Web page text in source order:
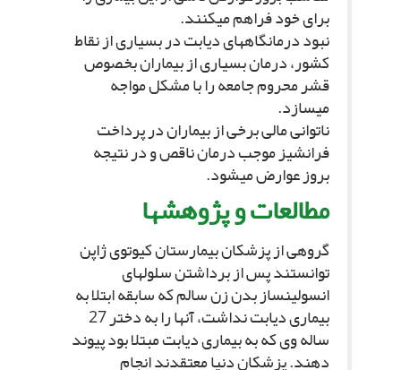
براى خود فراهم مى‏کنند.
نبود درمانگاههاى دیابت در بسیارى از نقاط
کشور، درمان بسیارى از بیماران بخصوص
قشر محروم جامعه را با مشکل مواجه
مى‏سازد.
ناتوانى مالى برخى از بیماران در پرداخت
فرانشیز موجب درمان ناقص و در نتیجه
بروز عوارض مى‏شود.
مطالعات و پژوهش‏ها
گروهى از پزشکان بیمارستان کیوتوى ژاپن
توانستند پس از برداشتن سلول‏هاى
انسولین‏ساز بدن زن سالم که سابقه ابتلا به
بیمارى دیابت نداشت، آنها را به دختر 27
ساله وى که به بیمارى دیابت مبتلا بود پیوند
دهند. پزشکان دنیا معتقدند انجام